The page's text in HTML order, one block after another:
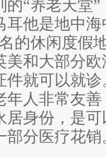
“养老天堂
耳他是地中
的休闲度假
和大部分
件就可以就
年人非常友
居身份，是
部分医疗花销